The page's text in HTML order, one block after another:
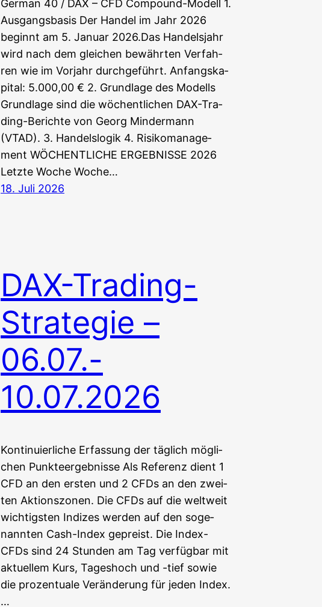
Ger­man 40 / DAX – CFD Compound-Modell 1.
Aus­gangs­ba­sis Der Han­del im Jahr 2026
beginnt am 5. Janu­ar 2026.Das Han­dels­jahr
wird nach dem glei­chen bewähr­ten Ver­fah­
ren wie im Vor­jahr durchgeführt. Anfangs­ka­
pi­tal: 5.000,00 € 2. Grund­la­ge des Modells
Grund­la­ge sind die wöchent­li­chen DAX-Tra­
ding-Berich­te von Georg Min­der­mann
(VTAD). 3. Han­dels­lo­gik 4. Risi­ko­ma­nage­
ment WÖCHENTLICHE ERGEBNISSE 2026
Letz­te Woche Woche…
18. Juli 2026
DAX-Trading-
Strategie –
06.07.-
10.07.2026
Kon­ti­nu­ier­li­che Erfas­sung der täg­lich mög­li­
chen Punkteergebnisse Als Refe­renz dient 1
CFD an den ers­ten und 2 CFDs an den zwei­
ten Aktionszonen. Die CFDs auf die welt­weit
wich­tigs­ten Indi­zes wer­den auf den soge­
nann­ten Cash-Index gepreist. Die Index-
CFDs sind 24 Stun­den am Tag ver­füg­bar mit
aktu­el­lem Kurs, Tages­hoch und -tief sowie
die pro­zen­tua­le Ver­än­de­rung für jeden Index.
…